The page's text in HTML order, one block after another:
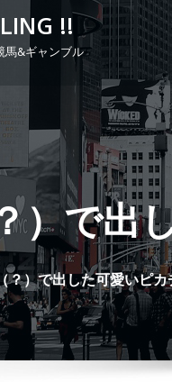
!!
馬&ギャンブル
）で出
？）で出した可愛いピカ